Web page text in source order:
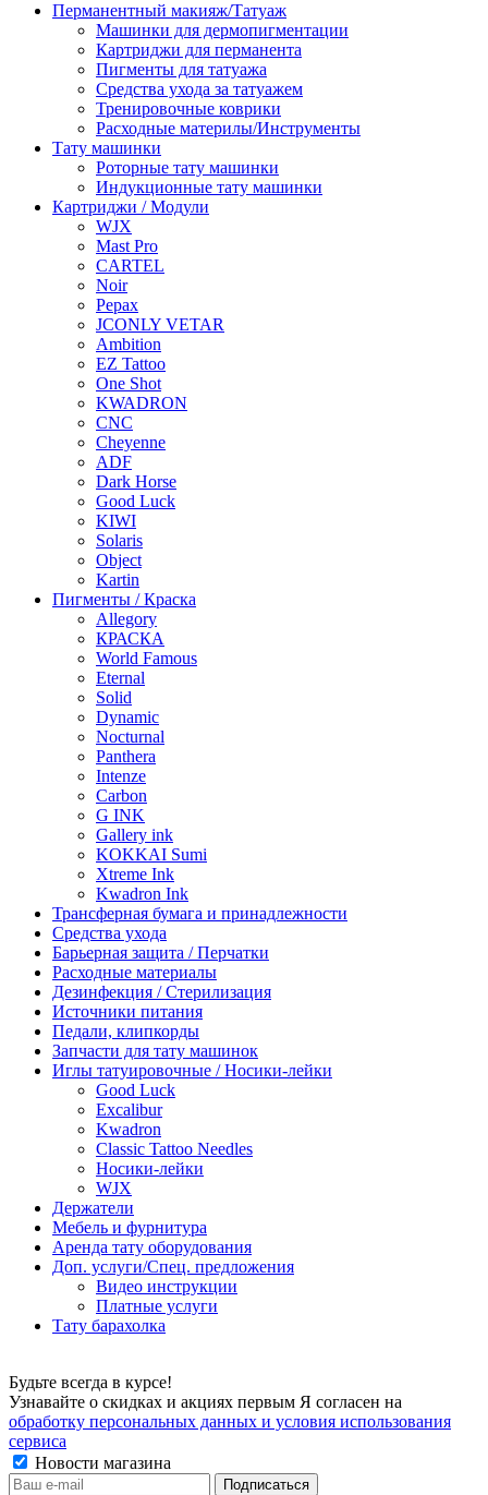
Перманентный макияж/Татуаж
Машинки для дермопигментации
Картриджи для перманента
Пигменты для татуажа
Средства ухода за татуажем
Тренировочные коврики
Расходные материлы/Инструменты
Тату машинки
Роторные тату машинки
Индукционные тату машинки
Картриджи / Модули
WJX
Mast Pro
CARTEL
Noir
Pepax
JCONLY VETAR
Ambition
EZ Tattoo
One Shot
KWADRON
CNC
Cheyenne
ADF
Dark Horse
Good Luck
KIWI
Solaris
Object
Kartin
Пигменты / Краска
Allegory
КРАСКА
World Famous
Eternal
Solid
Dynamic
Nocturnal
Panthera
Intenze
Carbon
G INK
Gallery ink
KOKKAI Sumi
Xtreme Ink
Kwadron Ink
Трансферная бумага и принадлежности
Средства ухода
Барьерная защита / Перчатки
Расходные материалы
Дезинфекция / Стерилизация
Источники питания
Педали, клипкорды
Запчасти для тату машинок
Иглы татуировочные / Носики-лейки
Good Luck
Excalibur
Kwadron
Classic Tattoo Needles
Носики-лейки
WJX
Держатели
Мебель и фурнитура
Аренда тату оборудования
Доп. услуги/Спец. предложения
Видео инструкции
Платные услуги
Тату барахолка
Будьте всегда в курсе!
Узнавайте о скидках и акциях первым Я согласен на
обработку персональных данных и условия использования
сервиса
Новости магазина